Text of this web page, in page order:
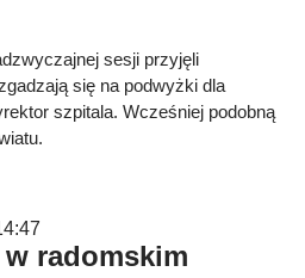
sesji przyjęli
się na podwyżki dla
szpitala. Wcześniej podobną
radomskim